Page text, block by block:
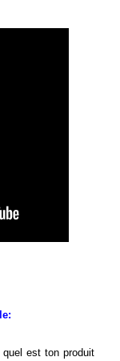
est ton produit